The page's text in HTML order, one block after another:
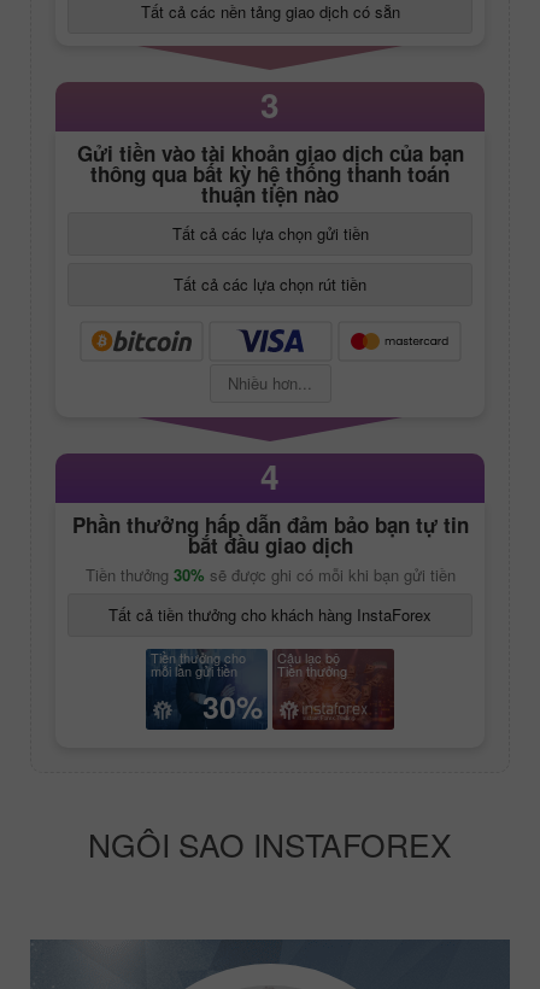
Tất cả các nền tảng giao dịch có sẵn
3
Gửi tiền vào tài khoản giao dịch của bạn
thông qua bất kỳ hệ thống thanh toán
thuận tiện nào
Tất cả các lựa chọn gửi tiền
Tất cả các lựa chọn rút tiền
Nhiều hơn...
4
Phần thưởng hấp dẫn đảm bảo bạn tự tin
bắt đầu giao dịch
Tiền thưởng 30% sẽ được ghi có mỗi khi bạn gửi tiền
Tất cả tiền thưởng cho khách hàng InstaForex
Tiền thưởng cho
mỗi lần gửi tiền
30%
Câu lạc bộ
Tiền thưởng
NGÔI SAO INSTAFOREX